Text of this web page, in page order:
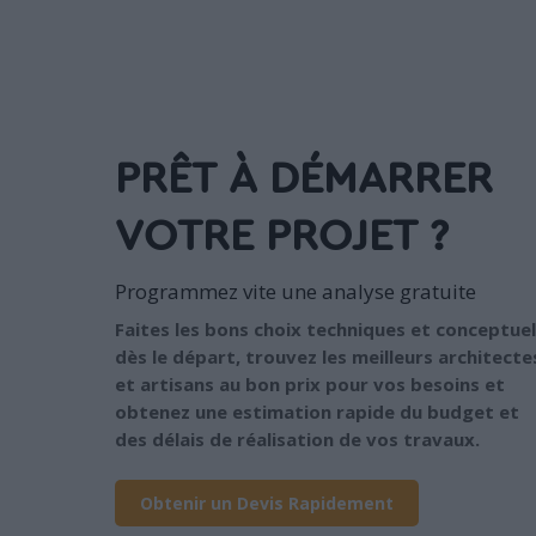
PRÊT À DÉMARRER
VOTRE PROJET ?
Programmez vite une analyse gratuite
Faites les bons choix techniques et
dès le départ, trouvez les meilleurs
et artisans au bon prix pour vos besoins et
obtenez une estimation rapide du budget et
des délais de réalisation de vos travaux.
Obtenir un Devis Rapidement